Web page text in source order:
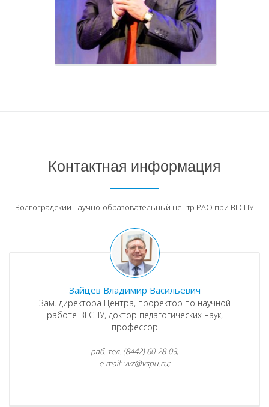
Контактная информация
Волгоградский научно-образовательный центр РАО при ВГСПУ
Зайцев Владимир Васильевич
Зам. директора Центра, проректор по научной
работе ВГСПУ, доктор педагогических наук,
профессор
раб. тел. (8442) 60-28-03,
e-mail: vvz@vspu.ru;